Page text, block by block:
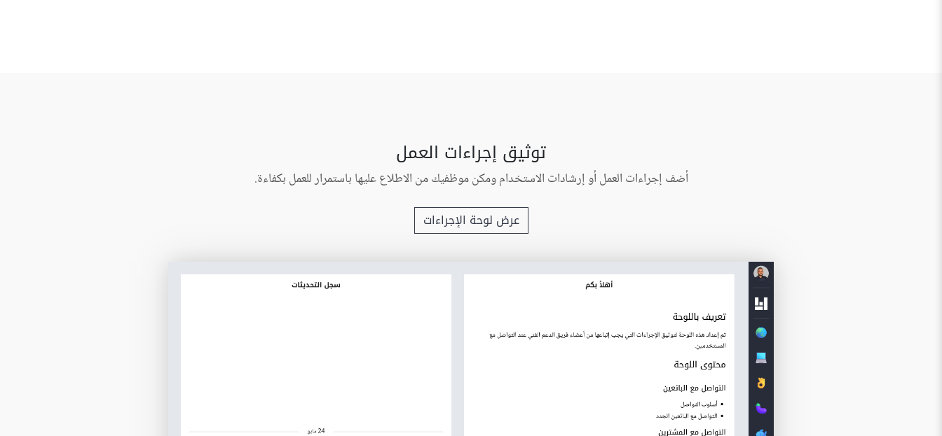
توثيق إجراءات العمل
أضف إجراءات العمل أو إرشادات الاستخدام ومكن موظفيك من الاطلاع عليها باستمرار للعمل بكفاءة.
عرض لوحة الإجراءات